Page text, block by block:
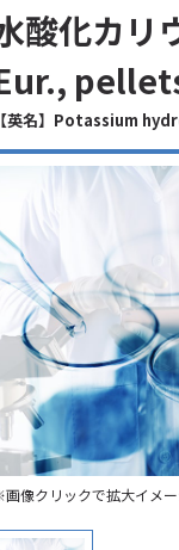
酸化カ
【英名】Potassium
像クリックで拡大イメ